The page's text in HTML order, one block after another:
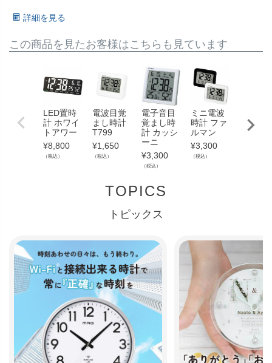
詳細を見る
この商品を見たお客様はこちらも見ています
LED置時
計 ホワイ
トアワー
¥8,800
（税込）
電波目覚
まし時計
T799
¥1,650
（税込）
電子音目
覚まし時
計 カッシ
ーニ
¥3,300
（税込）
ミニ電波
時計 ファ
ルマン
¥3,300
（税込）
時計
TOPICS
トピックス